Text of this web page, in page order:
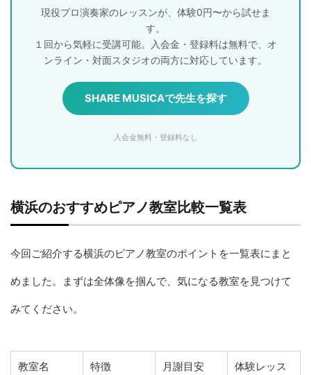
現役プロ演奏家のレッスンが、体験0円〜から試せま
す。
１回から気軽に受講可能。入会金・登録料は無料で、オ
ンライン・対面スタジオの両方に対応しています。
SHARE MUSICAで先生を探す
入会金無料・登録料なし
横浜のおすすめピアノ教室比較一覧表
今回ご紹介する横浜のピアノ教室のポイントを一覧表にまと
めました。まずは全体像を掴んで、気になる教室を見つけて
みてください。
教室名 特徴 月謝目安
体験レッス